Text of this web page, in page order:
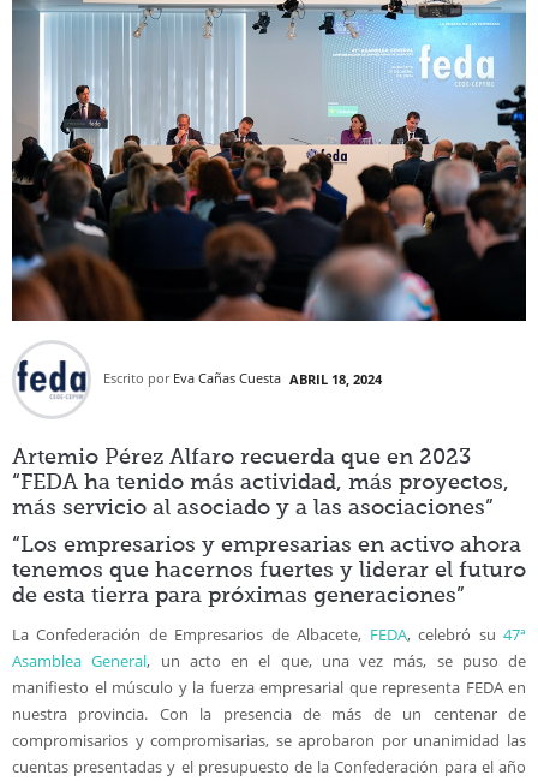
Nuestro Equipo
¿Dónde estamos?
Somos transparentes
Canal Ético de FEDA
Premios San Juan
40 Aniversario FEDA
40 Empresas
Intervenciones
Artemio Pérez Alfaro
Venancio Rubio Polo
Pedro Palacios Gómez
Agenda
Prensa
Galería de imágenes 40 Aniversario
Presentación FEDA
Actualidad
Escrito por Eva Cañas Cuesta ABRIL 18, 2024
Artemio Pérez Alfaro recuerda que en 2023
“FEDA ha tenido más actividad, más proyectos,
más servicio al asociado y a las asociaciones”
“Los empresarios y empresarias en activo ahora
tenemos que hacernos fuertes y liderar el futuro
de esta tierra para próximas generaciones”
La Confederación de Empresarios de Albacete, FEDA, celebró su47ª
Asamblea General, un acto en el que, una vez más, se puso de
manifiesto el músculo y la fuerza empresarial que representa FEDA en
nuestra provincia. Con la presencia de más de un centenar de
compromisarios y compromisarias, se aprobaron por unanimidad las
cuentas presentadas y el presupuesto de la Confederación para el año